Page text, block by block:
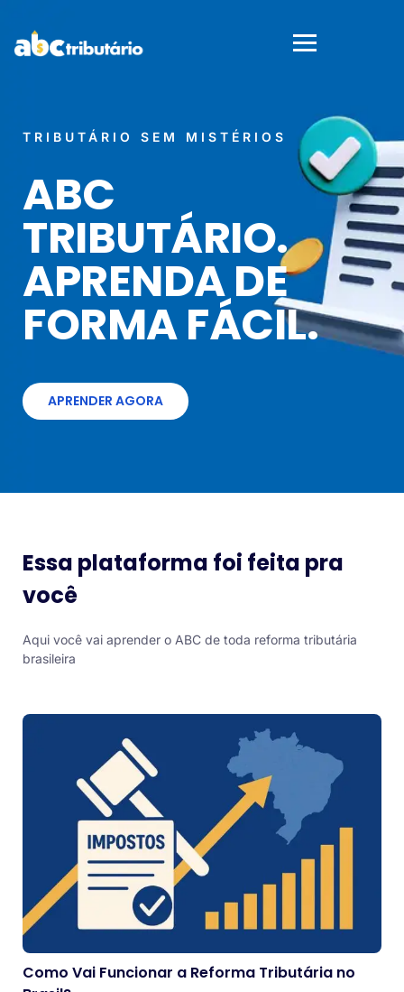
TRIBUTÁRIO SEM MISTÉRIOS
ABC
TRIBUTÁRIO.
APRENDA DE
FORMA FÁCIL.
APRENDER AGORA
Essa plataforma foi feita pra
você
Aqui você vai aprender o ABC de toda reforma tributária
brasileira
Como Vai Funcionar a Reforma Tributária no